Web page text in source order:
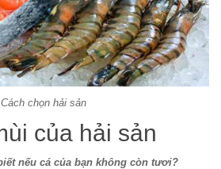
Cách chọn hải sản
của hải sản
nếu cá của bạn không còn tươi?